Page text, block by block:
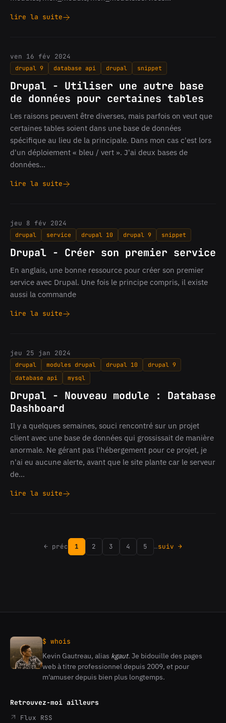
lire la suite
Drupal
champs
au
formulaire
Paramètres
de
du
site
»
ven 16 fév 2024
drupal 9 database api drupal snippet
Drupal - Utiliser une autre base
de données pour certaines tables
Les raisons peuvent être diverses, mais parfois on veut que
certaines tables soient dans une base de données
spécifique au lieu de la principale. Dans mon cas c'est lors
d'un déploiement « bleu / vert ». J'ai deux bases de
données…
lire la suite
Drupal
une
autre
base
de
données
pour
certaines
tables
jeu 8 fév 2024
drupal service drupal 10 drupal 9 snippet
Drupal - Créer son premier service
En anglais, une bonne ressource pour créer son premier
service avec Drupal. Une fois le principe compris, il existe
aussi la commande
lire la suite
Drupal
son
premier
service
jeu 25 jan 2024
drupal modules drupal drupal 10
drupal 9
database api
mysql
Drupal - Nouveau module : Database
Dashboard
Il y a quelques semaines, souci rencontré sur un projet
client avec une base de données qui grossissait de manière
anormale. Ne gérant pas l'hébergement pour ce projet, je
n'ai eu aucune alerte, avant que le site plante car le serveur
de…
lire la suite
Drupal
← préc 1 2 3 4 5 …suiv →
$ whois
Kevin
Gautreau
Kevin Gautreau, alias kgaut. Je bidouille des pages
web à titre professionnel depuis 2009, et pour
m'amuser depuis bien plus longtemps.
Retrouvez-moi ailleurs
Flux RSS